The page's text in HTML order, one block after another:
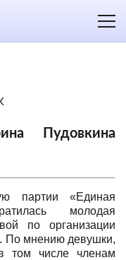
Пудовкина
партии «Единая
молодая
по организации
По мнению девушки,
том числе членам